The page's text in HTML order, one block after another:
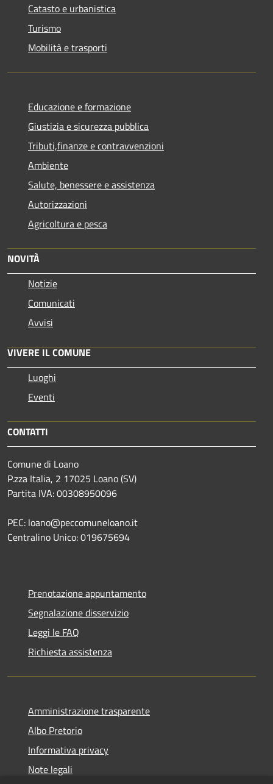
Catasto e urbanistica
Turismo
Mobilità e trasporti
Educazione e formazione
Giustizia e sicurezza pubblica
Tributi,finanze e contravvenzioni
Ambiente
Salute, benessere e assistenza
Autorizzazioni
Agricoltura e pesca
NOVITÀ
Notizie
Comunicati
Avvisi
VIVERE IL COMUNE
Luoghi
Eventi
CONTATTI
Comune di Loano
P.zza Italia, 2 17025 Loano (SV)
Partita IVA: 00308950096
PEC: loano@peccomuneloano.it
Centralino Unico: 019675694
Prenotazione appuntamento
Segnalazione disservizio
Leggi le FAQ
Richiesta assistenza
Amministrazione trasparente
Albo Pretorio
Informativa privacy
Note legali